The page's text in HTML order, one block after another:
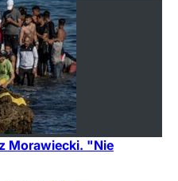
Morawiecki. "Nie